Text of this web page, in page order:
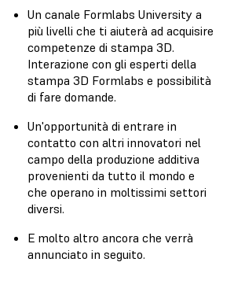
Un canale Formlabs University a
più livelli che ti aiuterà ad acquisire
competenze di stampa 3D.
Interazione con gli esperti della
stampa 3D Formlabs e possibilità
di fare domande.
Un'opportunità di entrare in
contatto con altri innovatori nel
campo della produzione additiva
provenienti da tutto il mondo e
che operano in moltissimi settori
diversi.
E molto altro ancora che verrà
annunciato in seguito.